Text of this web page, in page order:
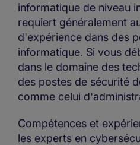
informatique de niveau
requiert généralement
d'expérience dans des
informatique. Si vous
dans le domaine des
des postes de sécurité
comme celui
Compétences et
les experts en